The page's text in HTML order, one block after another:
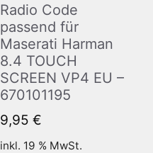
Radio Code
passend für
Maserati Harman
8.4 TOUCH
SCREEN VP4 EU –
670101195
9,95 €
inkl. 19 % MwSt.